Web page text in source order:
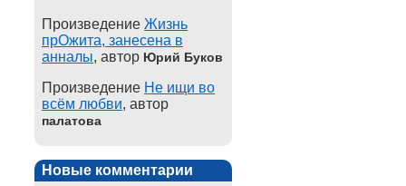
Произведение Жизнь
прОжита, занесена в
анналы, автор Юрий Буков
Произведение Не ищи во
всём любви, автор
палатова
Новые комментарии